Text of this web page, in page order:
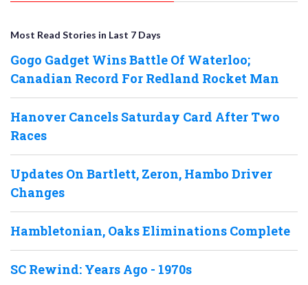
Most Read Stories in Last 7 Days
Gogo Gadget Wins Battle Of Waterloo;
Canadian Record For Redland Rocket Man
Hanover Cancels Saturday Card After Two
Races
Updates On Bartlett, Zeron, Hambo Driver
Changes
Hambletonian, Oaks Eliminations Complete
SC Rewind: Years Ago - 1970s